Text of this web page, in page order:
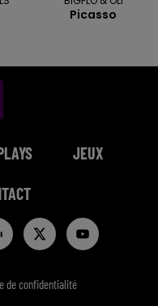
Picasso
JEUX
de confidentialité